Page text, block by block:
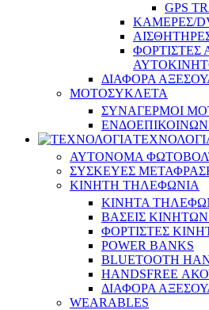
GPS
ΚΑΜΕΡΕΣ/
ΦΟΡΤΙΣΤΕΣ
ΔΙΑΦΟΡΑ
ΜΟΤΟΣΥΚΛΕΤΑ
ΣΥΝΑΓΕΡΜΟΙ
ΑΥΤΟΝΟΜΑ
ΣΥΣΚΕΥΕΣ
ΚΙΝΗΤΗ ΤΗΛΕΦΩΝΙΑ
ΚΙΝΗΤΑ
ΒΑΣΕΙΣ ΚΙΝΗΤΩΝ
ΦΟΡΤΙΣΤΕΣ
POWER BANKS
BLUETOOTH
HANDSFREE
ΔΙΑΦΟΡΑ
WEARABLES